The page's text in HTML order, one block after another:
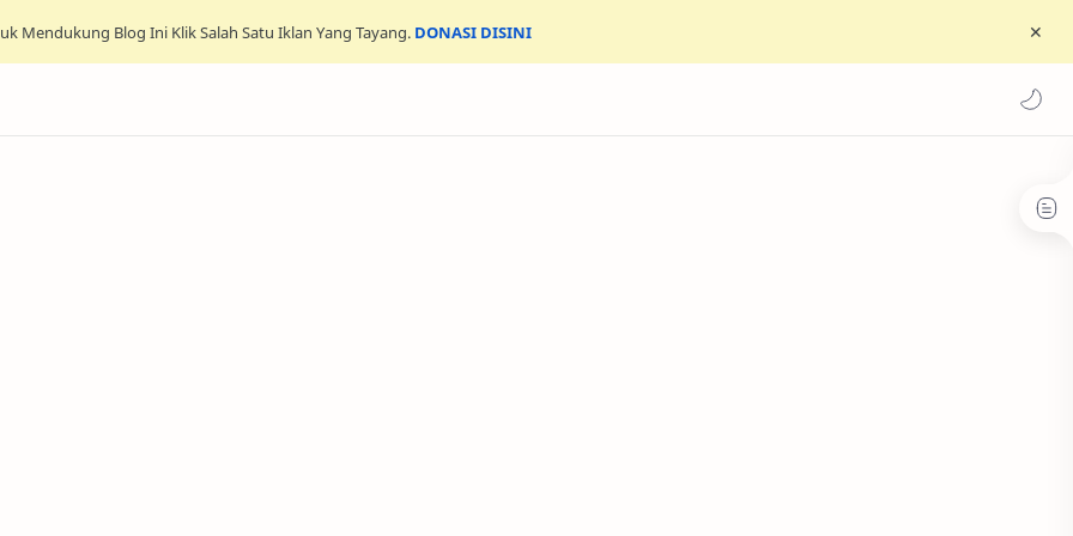
Mendukung Blog Ini Klik Salah Satu Iklan Yang Tayang. DONASI DISINI